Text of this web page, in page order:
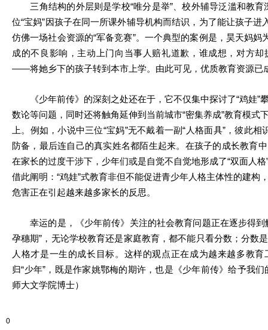
三角结构的外层则是学校“唯分是举”、校外辅导泛滥和教育
位“宝妈”因孩子在同一所课外辅导机构而结识，为了能让孩子进
仿佛一场社会资源的“军备竞赛”。一个典型的案例是，昊天妈妈
成的不良影响，主动上门向当事人赔礼道歉，谁成想，对方
——将她乡下的孩子转到本市上学。由此可见，优质教育资源已
《少年前传》的深刻之处还在于，它不仅集中探讨了“鸡娃”
数论等问题，同时还将触角延伸到当前城市“密集养成”教育模式
上。例如，小说中三位“宝妈”无不戴着一副“人格面具”，彼此
防备，最后连自己的真实姓名都陌生起来。在孩子的成长教育
在家长的过度干涉下，少年们或是自觉不自觉地形成了“双面人
借此阐明：“鸡娃”式教育非但不能促进青少年人格主体性的建构
危害正在引起越来越多家长的反思。
幸运的是，《少年前传》关注的社会教育问题正在逐步得到
孕穗期”，无论学校教育还是家庭教育，都不能只看分数；分数
人格才是一生的成长目标。这样的观点正在成为越来越多教
归“少年”，既是作家姚鄂梅的期许，也是《少年前传》给予我
师大文学院博士）
0